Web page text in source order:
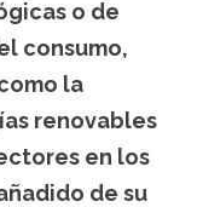
o de
consumo,
la
renovables
en los
de su